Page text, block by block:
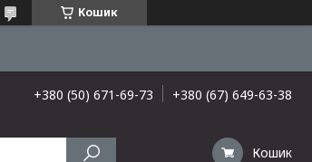
Кошик
+380 (50) 671-69-73 +380 (67) 649-63-38
Кошик